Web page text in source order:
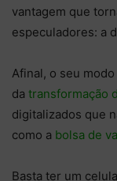
vantagem que
especuladores: a
Afinal, o seu
da transformação
digitalizados que
como a bolsa de
Basta ter um